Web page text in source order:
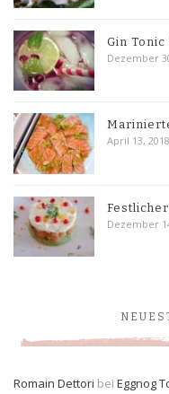
Gin
Dezember
April 13, 2018
Dezember
Romain Dettori bei Eggnog